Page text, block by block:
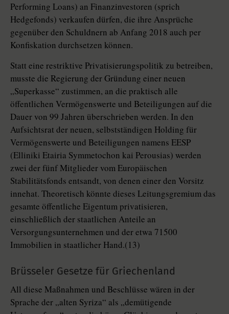
Performing Loans) an Finanzinvestoren (sprich
Hedgefonds) verkaufen dürfen, die ihre Ansprüche
gegenüber den Schuldnern ab Anfang 2018 auch per
Konfiskation durchsetzen können.
Statt eine restriktive Privatisierungspolitik zu betreiben,
musste die Regierung der Gründung einer neuen
„Superkasse“ zustimmen, an die praktisch alle
öffentlichen Vermögenswerte und Beteiligungen auf die
Dauer von 99 Jahren überschrieben werden. In den
Aufsichtsrat der neuen, selbstständigen Holding für
Vermögenswerte und Beteiligungen namens EESP
(Elliniki Etairia Symmetochon kai Perousias) werden
zwei der fünf Mitglieder vom Europäischen
Stabilitätsfonds entsandt, von denen einer den Vorsitz
innehat. Theoretisch könnte dieses Leitungsgremium das
gesamte öffentliche Eigentum privatisieren,
einschließlich der staatlichen Anteile an
Versorgungsunternehmen und der etwa 71500
Immobilien in staatlicher Hand.(13)
Brüsseler Gesetze für Griechenland
All diese Maßnahmen und Beschlüsse wären in der
Sprache der „alten Syriza“ als „demütigende